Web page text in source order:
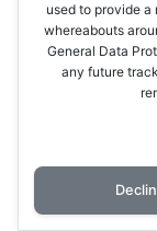
北条氏
北条氏
北条氏
used to provide
whereabouts
General Data
any future